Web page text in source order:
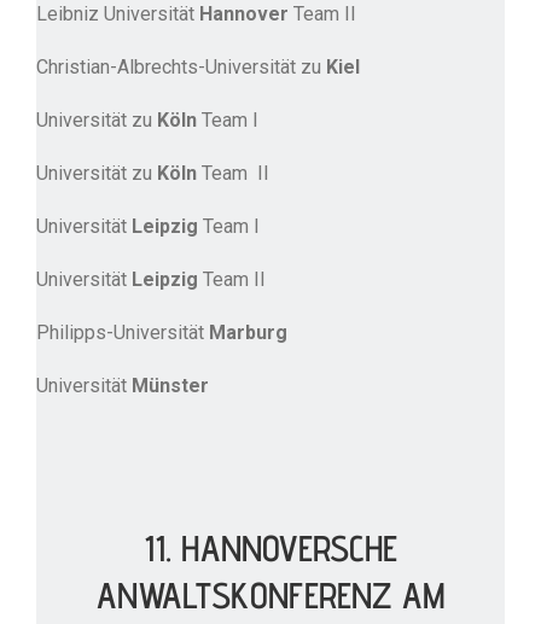
Leibniz Universität Hannover Team II
Christian-Albrechts-Universität zu Kiel
Universität zu Köln Team I
Universität zu Köln Team II
Universität Leipzig Team I
Universität Leipzig Team II
Philipps-Universität Marburg
Universität Münster
11. HANNOVERSCHE
ANWALTSKONFERENZ AM